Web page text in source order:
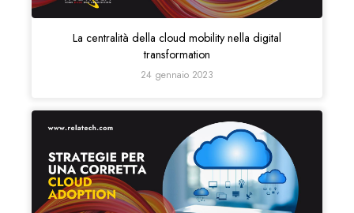
La centralità della cloud mobility nella digital
transformation
24 gennaio 2023